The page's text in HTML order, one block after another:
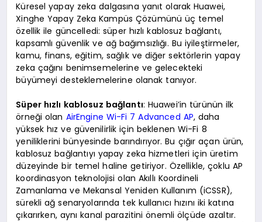
Küresel yapay zeka dalgasına yanıt olarak Huawei,
Xinghe Yapay Zeka Kampüs Çözümünü üç temel
özellik ile güncelledi: süper hızlı kablosuz bağlantı,
kapsamlı güvenlik ve ağ bağımsızlığı. Bu iyileştirmeler,
kamu, finans, eğitim, sağlık ve diğer sektörlerin yapay
zeka çağını benimsemelerine ve gelecekteki
büyümeyi desteklemelerine olanak tanıyor.
Süper hızlı kablosuz bağlantı: Huawei’in türünün ilk
örneği olan AirEngine Wi-Fi 7 Advanced AP, daha
yüksek hız ve güvenilirlik için beklenen Wi-Fi 8
yeniliklerini bünyesinde barındırıyor. Bu çığır açan ürün,
kablosuz bağlantıyı yapay zeka hizmetleri için üretim
düzeyinde bir temel haline getiriyor. Özellikle, çoklu AP
koordinasyon teknolojisi olan Akıllı Koordineli
Zamanlama ve Mekansal Yeniden Kullanım (iCSSR),
sürekli ağ senaryolarında tek kullanıcı hızını iki katına
çıkarırken, aynı kanal parazitini önemli ölçüde azaltır.